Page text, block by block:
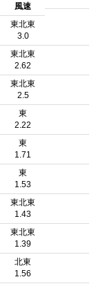
風速
東北東
3.0
東北東
2.62
東北東
2.5
東
2.22
東
1.71
東
1.53
東北東
1.43
東北東
1.39
北東
1.56